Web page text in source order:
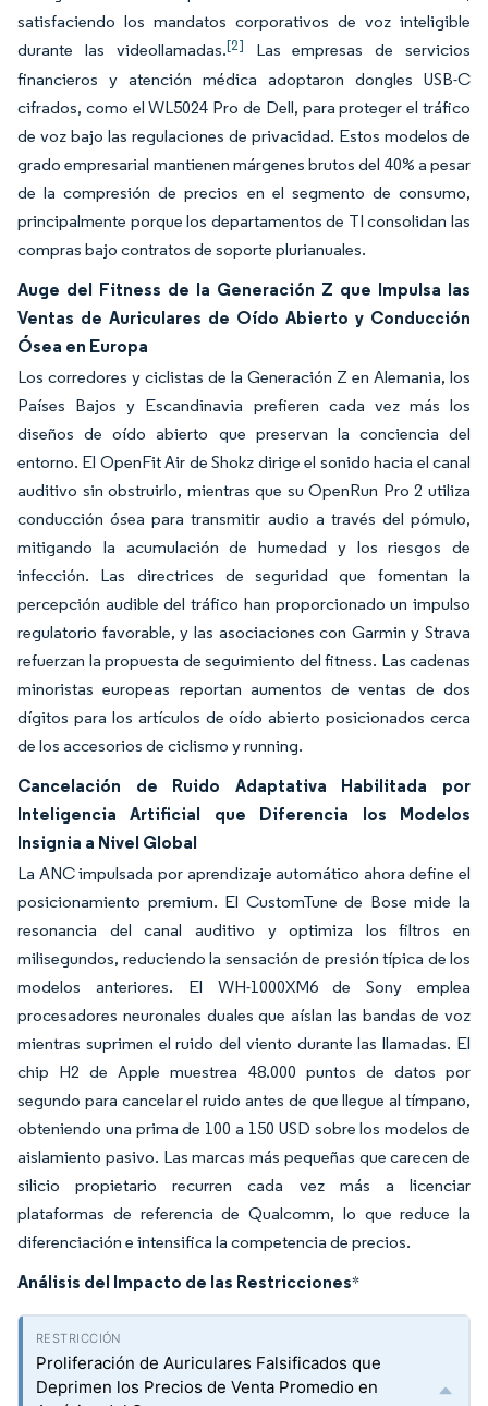
satisfaciendo los mandatos corporativos de voz inteligible
durante las videollamadas.[2] Las empresas de servicios
financieros y atención médica adoptaron dongles USB-C
cifrados, como el WL5024 Pro de Dell, para proteger el tráfico
de voz bajo las regulaciones de privacidad. Estos modelos de
grado empresarial mantienen márgenes brutos del 40% a pesar
de la compresión de precios en el segmento de consumo,
principalmente porque los departamentos de TI consolidan las
compras bajo contratos de soporte plurianuales.
Auge del Fitness de la Generación Z que Impulsa las
Ventas de Auriculares de Oído Abierto y Conducción
Ósea en Europa
Los corredores y ciclistas de la Generación Z en Alemania, los
Países Bajos y Escandinavia prefieren cada vez más los
diseños de oído abierto que preservan la conciencia del
entorno. El OpenFit Air de Shokz dirige el sonido hacia el canal
auditivo sin obstruirlo, mientras que su OpenRun Pro 2 utiliza
conducción ósea para transmitir audio a través del pómulo,
mitigando la acumulación de humedad y los riesgos de
infección. Las directrices de seguridad que fomentan la
percepción audible del tráfico han proporcionado un impulso
regulatorio favorable, y las asociaciones con Garmin y Strava
refuerzan la propuesta de seguimiento del fitness. Las cadenas
minoristas europeas reportan aumentos de ventas de dos
dígitos para los artículos de oído abierto posicionados cerca
de los accesorios de ciclismo y running.
Cancelación de Ruido Adaptativa Habilitada por
Inteligencia Artificial que Diferencia los Modelos
Insignia a Nivel Global
La ANC impulsada por aprendizaje automático ahora define el
posicionamiento premium. El CustomTune de Bose mide la
resonancia del canal auditivo y optimiza los filtros en
milisegundos, reduciendo la sensación de presión típica de los
modelos anteriores. El WH-1000XM6 de Sony emplea
procesadores neuronales duales que aíslan las bandas de voz
mientras suprimen el ruido del viento durante las llamadas. El
chip H2 de Apple muestrea 48.000 puntos de datos por
segundo para cancelar el ruido antes de que llegue al tímpano,
obteniendo una prima de 100 a 150 USD sobre los modelos de
aislamiento pasivo. Las marcas más pequeñas que carecen de
silicio propietario recurren cada vez más a licenciar
plataformas de referencia de Qualcomm, lo que reduce la
diferenciación e intensifica la competencia de precios.
Análisis del Impacto de las Restricciones*
Proliferación de Auriculares Falsificados que
Deprimen los Precios de Venta Promedio en